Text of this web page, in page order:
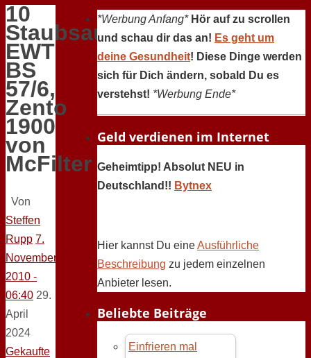
10
Staubsaugerbeutel
EWT
BS
57/6,
Zento
1900
von
McFilter
Von
Steffen
Rupp 7.
November
2010 -
06:40 29.
April
2024
Gekaufte
*Werbung Anfang* Hör auf zu scrollen
und schau dir das an! Es geht um
deine Gesundheit! Diese Dinge werden
sich für Dich ändern, sobald Du es
verstehst! *Werbung Ende*
Geld verdienen im Internet
Geheimtipp! Absolut NEU in
Deutschland!! Bytnex
Hier kannst Du eineAusführliche
Beschreibung zu jedem einzelnen
Anbieter lesen.
Beliebte Beiträge
Einfrieren mal